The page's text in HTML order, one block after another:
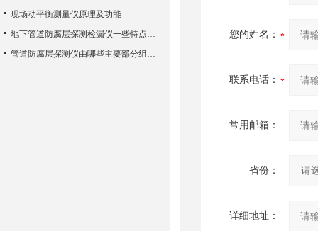
您的姓名：
联系电话：
常用邮箱：
省份：
详细地址：
现场动平衡测量仪原理及功能
地下管道防腐层探测检漏仪一些特点介绍以及组成结构
管道防腐层探测仪由哪些主要部分组成？